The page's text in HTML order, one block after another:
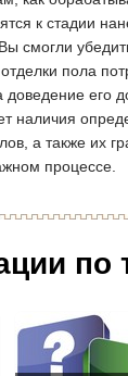
к стадии
смогли
пола
доведение его
наличия
а также их
процессе.
по